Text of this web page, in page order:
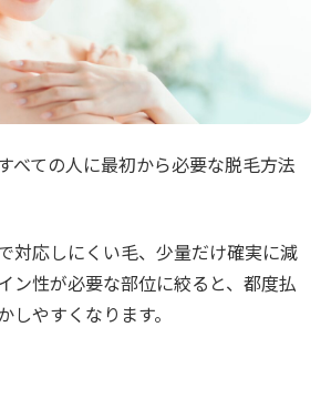
べての人に最初から必要な脱毛方法
対応しにくい毛、少量だけ確実に減
ン性が必要な部位に絞ると、都度払
しやすくなります。